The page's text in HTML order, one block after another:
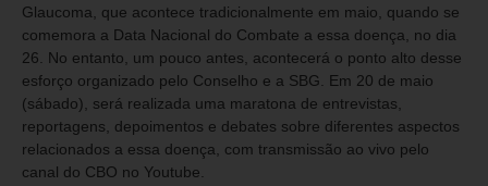
Glaucoma, que acontece tradicionalmente em maio, quando se
comemora a Data Nacional do Combate a essa doença, no dia
26. No entanto, um pouco antes, acontecerá o ponto alto desse
esforço organizado pelo Conselho e a SBG. Em 20 de maio
(sábado), será realizada uma maratona de entrevistas,
reportagens, depoimentos e debates sobre diferentes aspectos
relacionados a essa doença, com transmissão ao vivo pelo
canal do CBO no Youtube.